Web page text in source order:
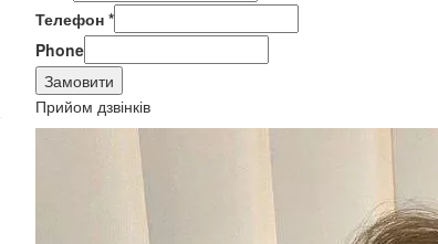
Телефон *
Phone
Замовити
Прийом дзвінків